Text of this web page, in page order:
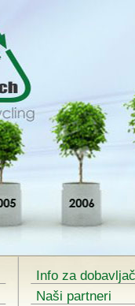
Info za
Naši partneri